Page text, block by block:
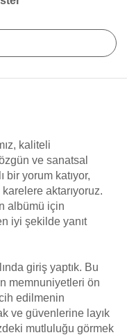
kaliteli
ve sanatsal
bir yorum katıyor,
aktarıyoruz.
albümü için
iyi şekilde yanıt
giriş yaptık. Bu
memnuniyetleri ön
edilmenin
ve güvenlerine layık
mutluluğu görmek